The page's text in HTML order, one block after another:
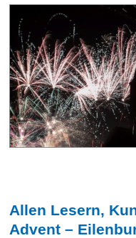
Allen Lesern,
Advent –